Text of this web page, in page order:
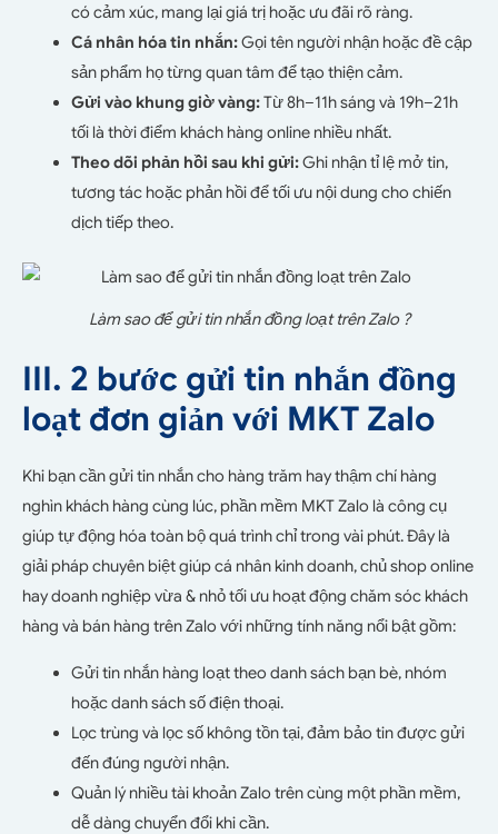
có cảm xúc, mang lại giá trị hoặc ưu đãi rõ ràng.
Cá nhân hóa tin nhắn:Gọi tên người nhận hoặc đề cập
sản phẩm họ từng quan tâm để tạo thiện cảm.
Gửi vào khung giờ vàng:Từ 8h–11h sáng và 19h–21h
tối là thời điểm khách hàng online nhiều nhất.
Theo dõi phản hồi sau khi gửi:Ghi nhận tỉ lệ mở tin,
tương tác hoặc phản hồi để tối ưu nội dung cho chiến
dịch tiếp theo.
Làm sao để gửi tin nhắn đồng loạt trên Zalo ?
III. 2 bước gửi tin nhắn đồng
loạt đơn giản với MKT Zalo
Khi bạn cần gửi tin nhắn cho hàng trăm hay thậm chí hàng
nghìn khách hàng cùng lúc, phần mềm MKT Zalo là công cụ
giúp tự động hóa toàn bộ quá trình chỉ trong vài phút. Đây là
giải pháp chuyên biệt giúp cá nhân kinh doanh, chủ shop online
hay doanh nghiệp vừa & nhỏ tối ưu hoạt động chăm sóc khách
hàng và bán hàng trên Zalo với những tính năng nổi bật gồm:
Gửi tin nhắn hàng loạt theo danh sách bạn bè, nhóm
hoặc danh sách số điện thoại.
Lọc trùng và lọc số không tồn tại, đảm bảo tin được gửi
đến đúng người nhận.
Quản lý nhiều tài khoản Zalo trên cùng một phần mềm,
dễ dàng chuyển đổi khi cần.